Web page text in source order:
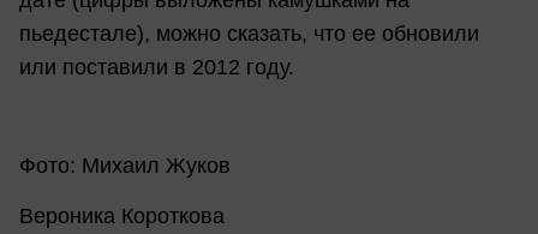
пьедестале), можно сказать, что ее обновили
или поставили в 2012 году.
Фото: Михаил Жуков
Вероника Короткова